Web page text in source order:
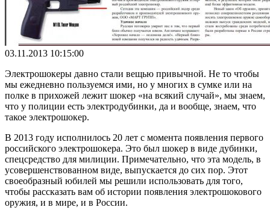
03.11.2013 10:15:00
Электрошокеры давно стали вещью привычной. Не то чтобы
мы ежедневно пользуемся ими, но у многих в сумке или на
полке в прихожей лежит шокер «на всякий случай», мы знаем,
что у полиции есть электродубинки, да и вообще, знаем, что
такое электрошокер.
В 2013 году исполнилось 20 лет с момента появления первого
российского электрошокера. Это был шокер в виде дубинки,
спецсредство для милиции. Примечательно, что эта модель, в
усовершенствованном виде, выпускается до сих пор. Этот
своеобразный юбилей мы решили использовать для того,
чтобы рассказать вам об истории появления электрошокового
оружия, и в мире, и в России.